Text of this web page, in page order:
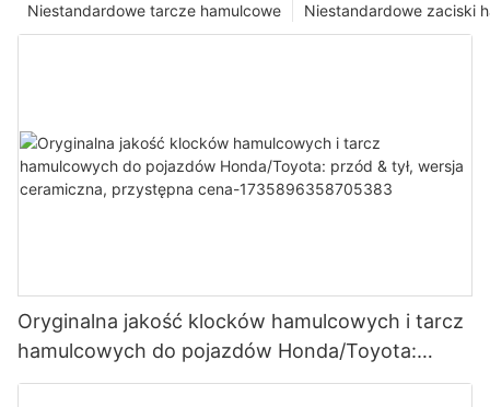
Niestandardowe zaciski
Niestandardowe tarcze hamulcowe
Oryginalna jakość klocków hamulcowych i tarcz
hamulcowych do pojazdów Honda/Toyota:
przód & tył, wersja ceramiczna, przystępna